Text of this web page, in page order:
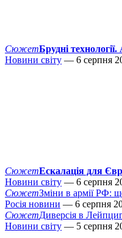
СюжетБрудні
Новини світу — 6 серпня
СюжетЕскалація для
Новини світу — 6 серпня
СюжетЗміни в армії РФ:
Росія новини — 6 серпня
СюжетДиверсія в
Новини світу — 5 серпня